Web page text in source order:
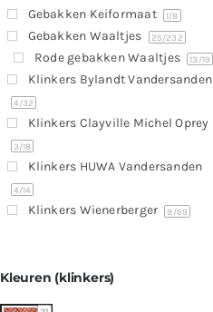
Gebakken Keiformaat 1/8
Gebakken Waaltjes 25/232
Rode gebakken Waaltjes 13 /19
Klinkers Bylandt Vandersanden
4/32
Klinkers Clayville Michel Oprey
3/18
Klinkers HUWA Vandersanden
4/14
Klinkers Wienerberger 9 /69
Kleuren (klinkers)